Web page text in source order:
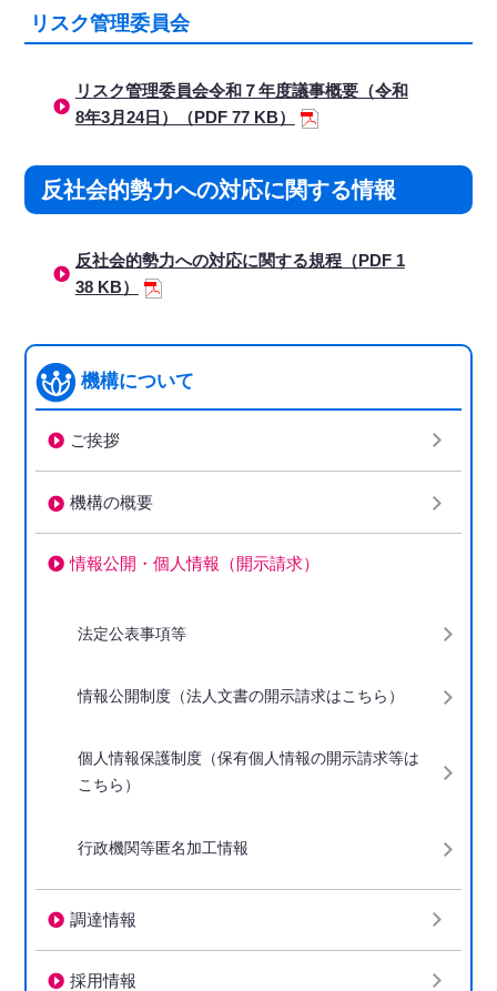
リスク管理委員会
リスク管理委員会令和７年度議事概要（令和
8年3月24日）（PDF 77 KB）
反社会的勢力への対応に関する情報
反社会的勢力への対応に関する規程（PDF 1
38 KB）
機構について
ご挨拶
機構の概要
情報公開・個人情報（開示請求）
法定公表事項等
情報公開制度（法人文書の開示請求はこちら）
個人情報保護制度（保有個人情報の開示請求等は
こちら）
行政機関等匿名加工情報
調達情報
採用情報